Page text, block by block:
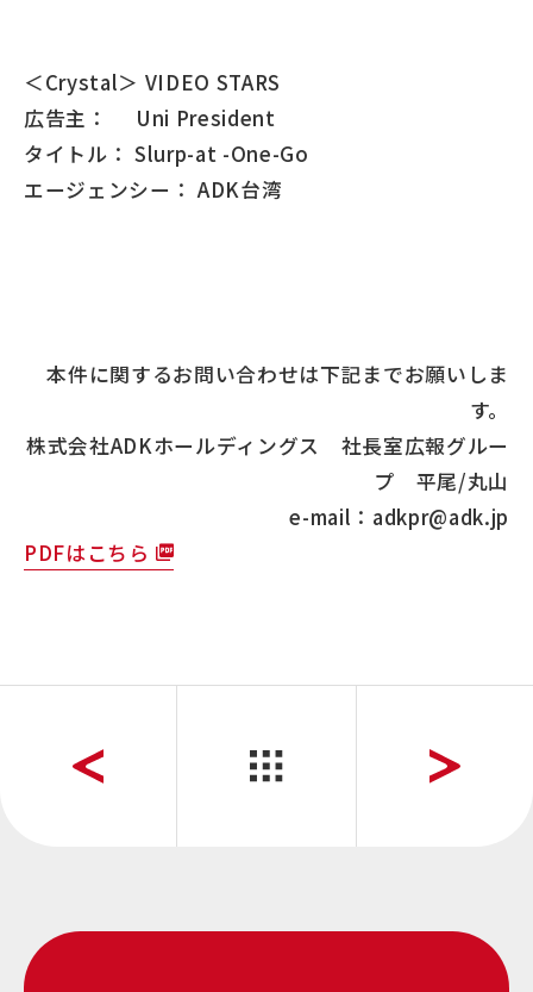
＜Crystal＞ VIDEO STARS
広告主： Uni President
タイトル： Slurp-at -One-Go
エージェンシー： ADK台湾
本件に関するお問い合わせは下記までお願いしま
す。
株式会社ADKホールディングス 社長室広報グルー
プ 平尾/丸山
e-mail：adkpr@adk.jp
PDFはこちら